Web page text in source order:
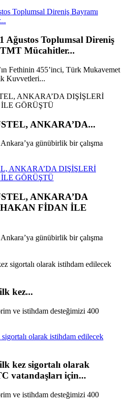
Toplumsal Direniş Bayramı
Ağustos Toplumsal Direniş
Mücahitler...
Fethinin 455’inci, Türk Mukavemet
Kuvvetleri...
ANKARA’DA...
günübirlik bir çalışma
ANKARA’DA DIŞİŞLERİ
GÖRÜŞTÜ
ANKARA’DA
FİDAN İLE
günübirlik bir çalışma
kez...
ve istihdam desteğimizi 400
olarak istihdam edilecek
kez sigortalı olarak
vatandaşları için...
ve istihdam desteğimizi 400